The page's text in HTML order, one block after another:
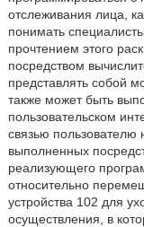
отслеживания лица,
понимать
прочтением этого
посредством
представлять собой
также может быть
пользовательском
связью пользователю
выполненных
реализующего
относительно
устройства 102 для
осуществления, в